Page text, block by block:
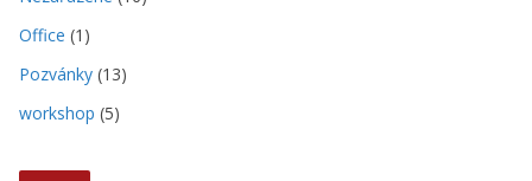
Office (1)
Pozvánky (13)
workshop (5)